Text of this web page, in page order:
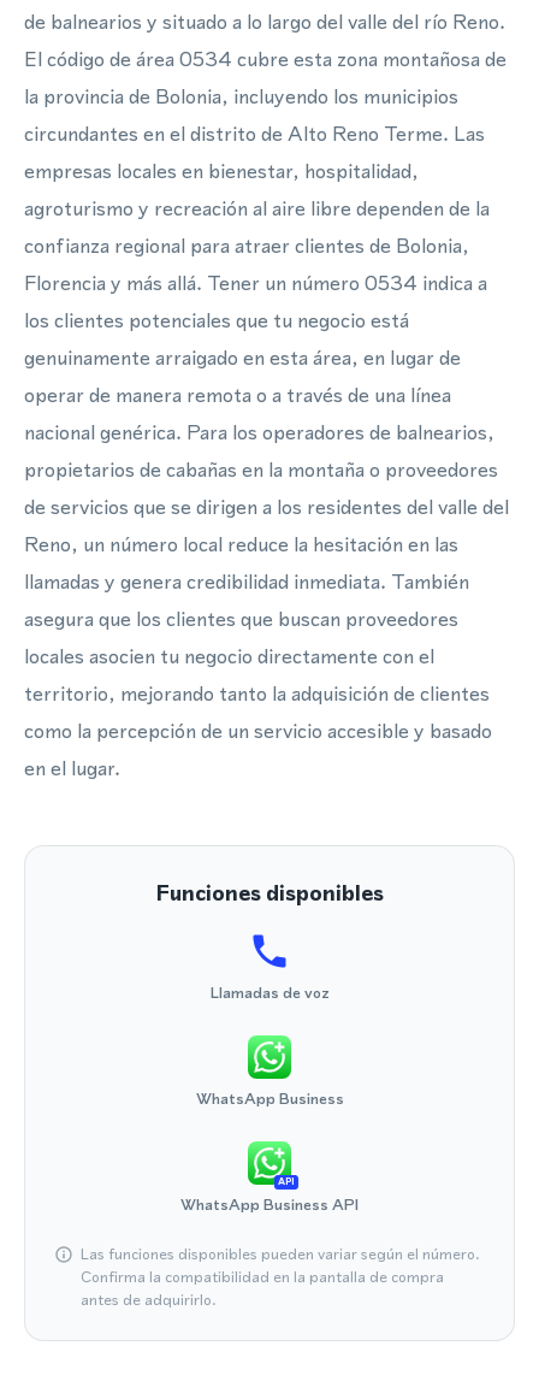
de balnearios y situado a lo largo del valle del río Reno.
El código de área 0534 cubre esta zona montañosa de
la provincia de Bolonia, incluyendo los municipios
circundantes en el distrito de Alto Reno Terme. Las
empresas locales en bienestar, hospitalidad,
agroturismo y recreación al aire libre dependen de la
confianza regional para atraer clientes de Bolonia,
Florencia y más allá. Tener un número 0534 indica a
los clientes potenciales que tu negocio está
genuinamente arraigado en esta área, en lugar de
operar de manera remota o a través de una línea
nacional genérica. Para los operadores de balnearios,
propietarios de cabañas en la montaña o proveedores
de servicios que se dirigen a los residentes del valle del
Reno, un número local reduce la hesitación en las
llamadas y genera credibilidad inmediata. También
asegura que los clientes que buscan proveedores
locales asocien tu negocio directamente con el
territorio, mejorando tanto la adquisición de clientes
como la percepción de un servicio accesible y basado
en el lugar.
Funciones disponibles
Llamadas de voz
WhatsApp Business
API
WhatsApp Business API
Las funciones disponibles pueden variar según el número.
Confirma la compatibilidad en la pantalla de compra
antes de adquirirlo.